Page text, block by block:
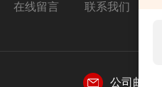
在线留言 联系我们
公司邮箱：